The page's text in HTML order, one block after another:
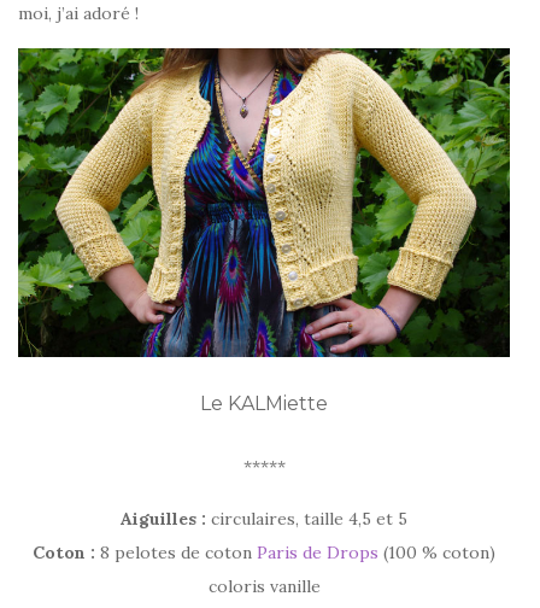
moi, j’ai adoré !
Le KALMiette
*****
Aiguilles : circulaires, taille 4,5 et 5
Coton : 8 pelotes de coton Paris de Drops (100 % coton)
coloris vanille